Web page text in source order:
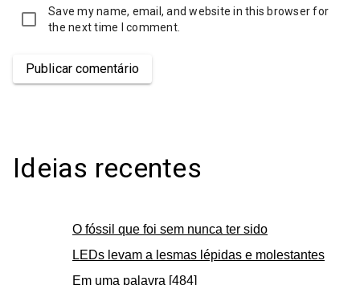
Save my name, email, and website in this browser for
the next time I comment.
Publicar comentário
Ideias recentes
O fóssil que foi sem nunca ter sido
LEDs levam a lesmas lépidas e molestantes
Em uma palavra [484]